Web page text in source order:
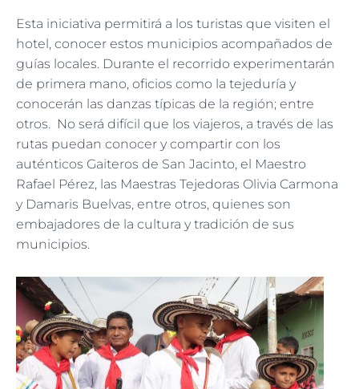
Esta iniciativa permitirá a los turistas que visiten el
hotel, conocer estos municipios acompañados de
guías locales. Durante el recorrido experimentarán
de primera mano, oficios como la tejeduría y
conocerán las danzas típicas de la región; entre
otros. No será difícil que los viajeros, a través de las
rutas puedan conocer y compartir con los
auténticos Gaiteros de San Jacinto, el Maestro
Rafael Pérez, las Maestras Tejedoras Olivia Carmona
y Damaris Buelvas, entre otros, quienes son
embajadores de la cultura y tradición de sus
municipios.